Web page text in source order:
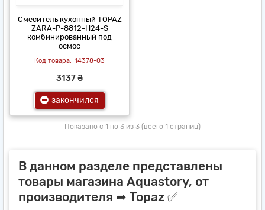
Смеситель кухонный TOPAZ
ZARA-P-8812-H24-S
комбинированный под
осмос
14378-03
3137 ₴
закончился
Показано с 1 по 3 из 3 (всего 1 страниц)
В данном разделе представлены
товары магазина Aquastory, от
производителя ➦ Topaz ✅